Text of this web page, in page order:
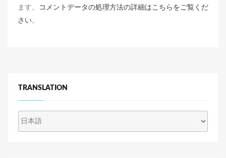
ます。
コメントデータの処理方法の詳細はこちらをご覧くだ
さい。
TRANSLATION